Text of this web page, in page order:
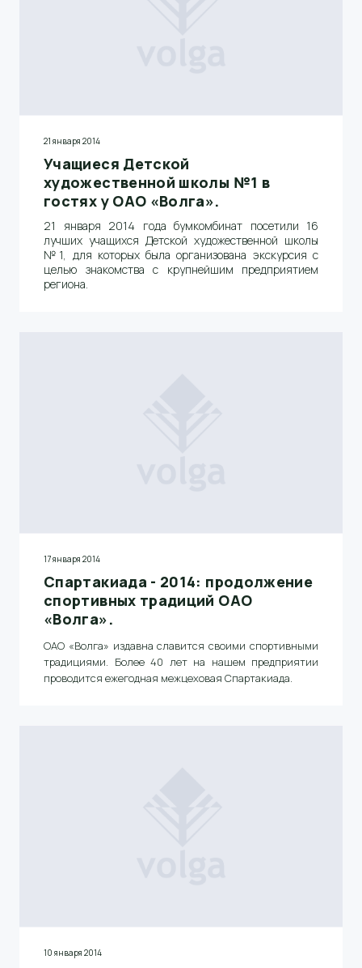
21 января 2014
Учащиеся Детской
художественной школы №1 в
гостях у ОАО «Волга».
21 января 2014 года бумкомбинат посетили 16
лучших учащихся Детской художественной школы
№1, для которых была организована экскурсия с
целью знакомства с крупнейшим предприятием
региона.
17 января 2014
Спартакиада - 2014: продолжение
спортивных традиций ОАО
«Волга».
ОАО «Волга» издавна славится своими спортивными
традициями. Более 40 лет на нашем предприятии
проводится ежегодная межцеховая Спартакиада.
10 января 2014